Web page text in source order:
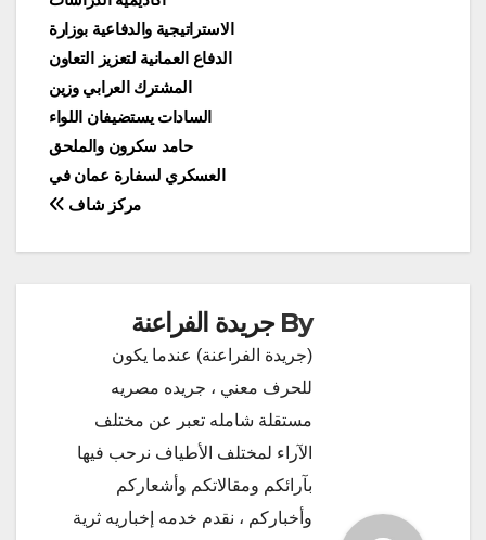
الاستراتيجية والدفاعية بوزارة
الدفاع العمانية لتعزيز التعاون
المشترك العرابي وزين
السادات يستضيفان اللواء
حامد سكرون والملحق
العسكري لسفارة عمان في
مركز شاف
By جريدة الفراعنة
(جريدة الفراعنة) عندما يكون
للحرف معني ، جريده مصريه
مستقلة شامله تعبر عن مختلف
الآراء لمختلف الأطياف نرحب فيها
بآرائكم ومقالاتكم وأشعاركم
وأخباركم ، نقدم خدمه إخباريه ثرية